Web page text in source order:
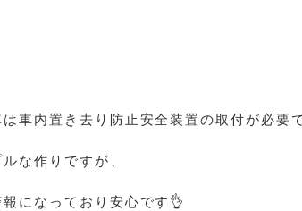
車内置き去り防止安全装置の取付が必要
な作りですが、
になっており安心です👌